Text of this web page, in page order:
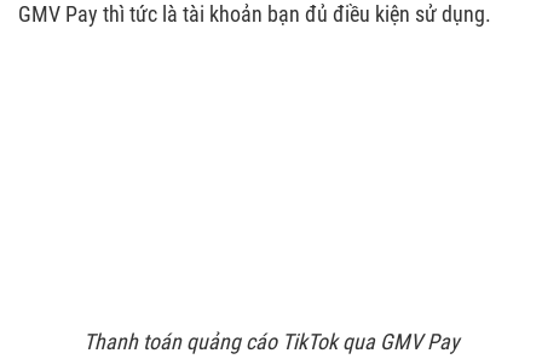
GMV Pay thì tức là tài khoản bạn đủ điều kiện sử dụng.
Thanh toán quảng cáo TikTok qua GMV Pay